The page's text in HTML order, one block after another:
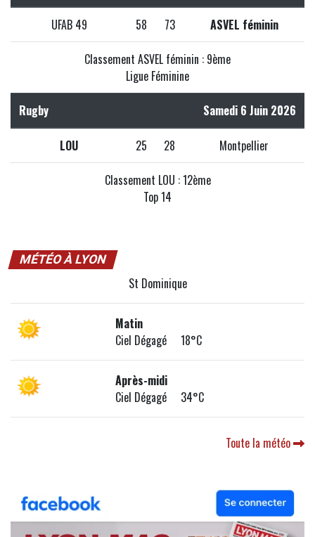
UFAB 49 58 73 ASVEL féminin
Classement ASVEL féminin : 9ème
Ligue Féminine
Rugby Samedi 6 Juin 2026
LOU 25 28 Montpellier
Classement LOU : 12ème
Top 14
MÉTÉO À LYON
St Dominique
Matin
Ciel Dégagé 18°C
Après-midi
Ciel Dégagé 34°C
Toute la météo